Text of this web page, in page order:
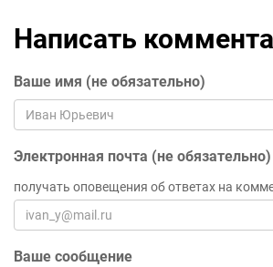
Написать
Ваше имя (не обязательно)
Электронная почта (не обязательно)
получать оповещения об ответах на
Ваше сообщение